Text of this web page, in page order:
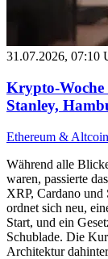
31.07.2026, 07:10
Krypto-
Stanley,
Ethereum &
Während alle
waren, passierte
XRP, Cardano und
ordnet sich neu,
Start, und ein
Schublade. Die
Architektur